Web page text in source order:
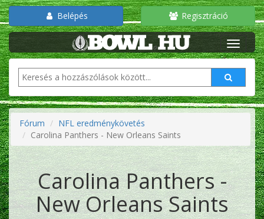
Belépés Regisztráció
Fórum
NFL eredménykövetés
Carolina Panthers - New Orleans Saints
Carolina Panthers -
New Orleans Saints